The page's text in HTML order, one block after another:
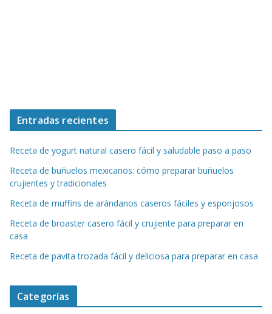
Entradas recientes
Receta de yogurt natural casero fácil y saludable paso a paso
Receta de buñuelos mexicanos: cómo preparar buñuelos
crujientes y tradicionales
Receta de muffins de arándanos caseros fáciles y esponjosos
Receta de broaster casero fácil y crujiente para preparar en
casa
Receta de pavita trozada fácil y deliciosa para preparar en casa
Categorías